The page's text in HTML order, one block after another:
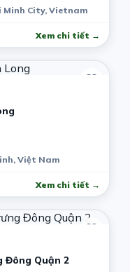
Minh City, Vietnam
Xem chi tiết →
Việt Nam
Xem chi tiết →
Đông Quận 2